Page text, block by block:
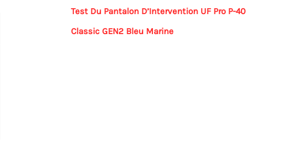
Test Du Pantalon D’Intervention UF Pro P-40
Classic GEN2 Bleu Marine